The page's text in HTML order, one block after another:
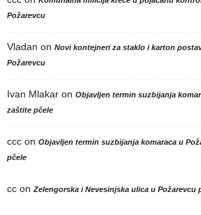
Požarevcu
Vladan on Novi kontejneri za staklo i karton
Požarevcu
Ivan Mlakar on Objavljen termin suzbijanja
zaštite pčele
ccc on Objavljen termin suzbijanja komaraca u
pčele
cc on Zelengorska i Nevesinjska ulica u Požarevcu